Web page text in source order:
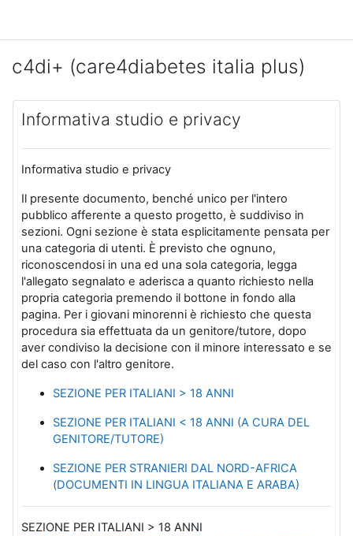
c4di+ (care4diabetes italia plus)
Informativa studio e privacy
Informativa studio e privacy
Il presente documento, benché unico per l'intero
pubblico afferente a questo progetto, è suddiviso in
sezioni. Ogni sezione è stata esplicitamente pensata per
una categoria di utenti. È previsto che ognuno,
riconoscendosi in una ed una sola categoria, legga
l'allegato segnalato e aderisca a quanto richiesto nella
propria categoria premendo il bottone in fondo alla
pagina. Per i giovani minorenni è richiesto che questa
procedura sia effettuata da un genitore/tutore, dopo
aver condiviso la decisione con il minore interessato e se
del caso con l'altro genitore.
SEZIONE PER ITALIANI > 18 ANNI
SEZIONE PER ITALIANI < 18 ANNI (A CURA DEL
GENITORE/TUTORE)
SEZIONE PER STRANIERI DAL NORD-AFRICA
(DOCUMENTI IN LINGUA ITALIANA E ARABA)
SEZIONE PER ITALIANI > 18 ANNI